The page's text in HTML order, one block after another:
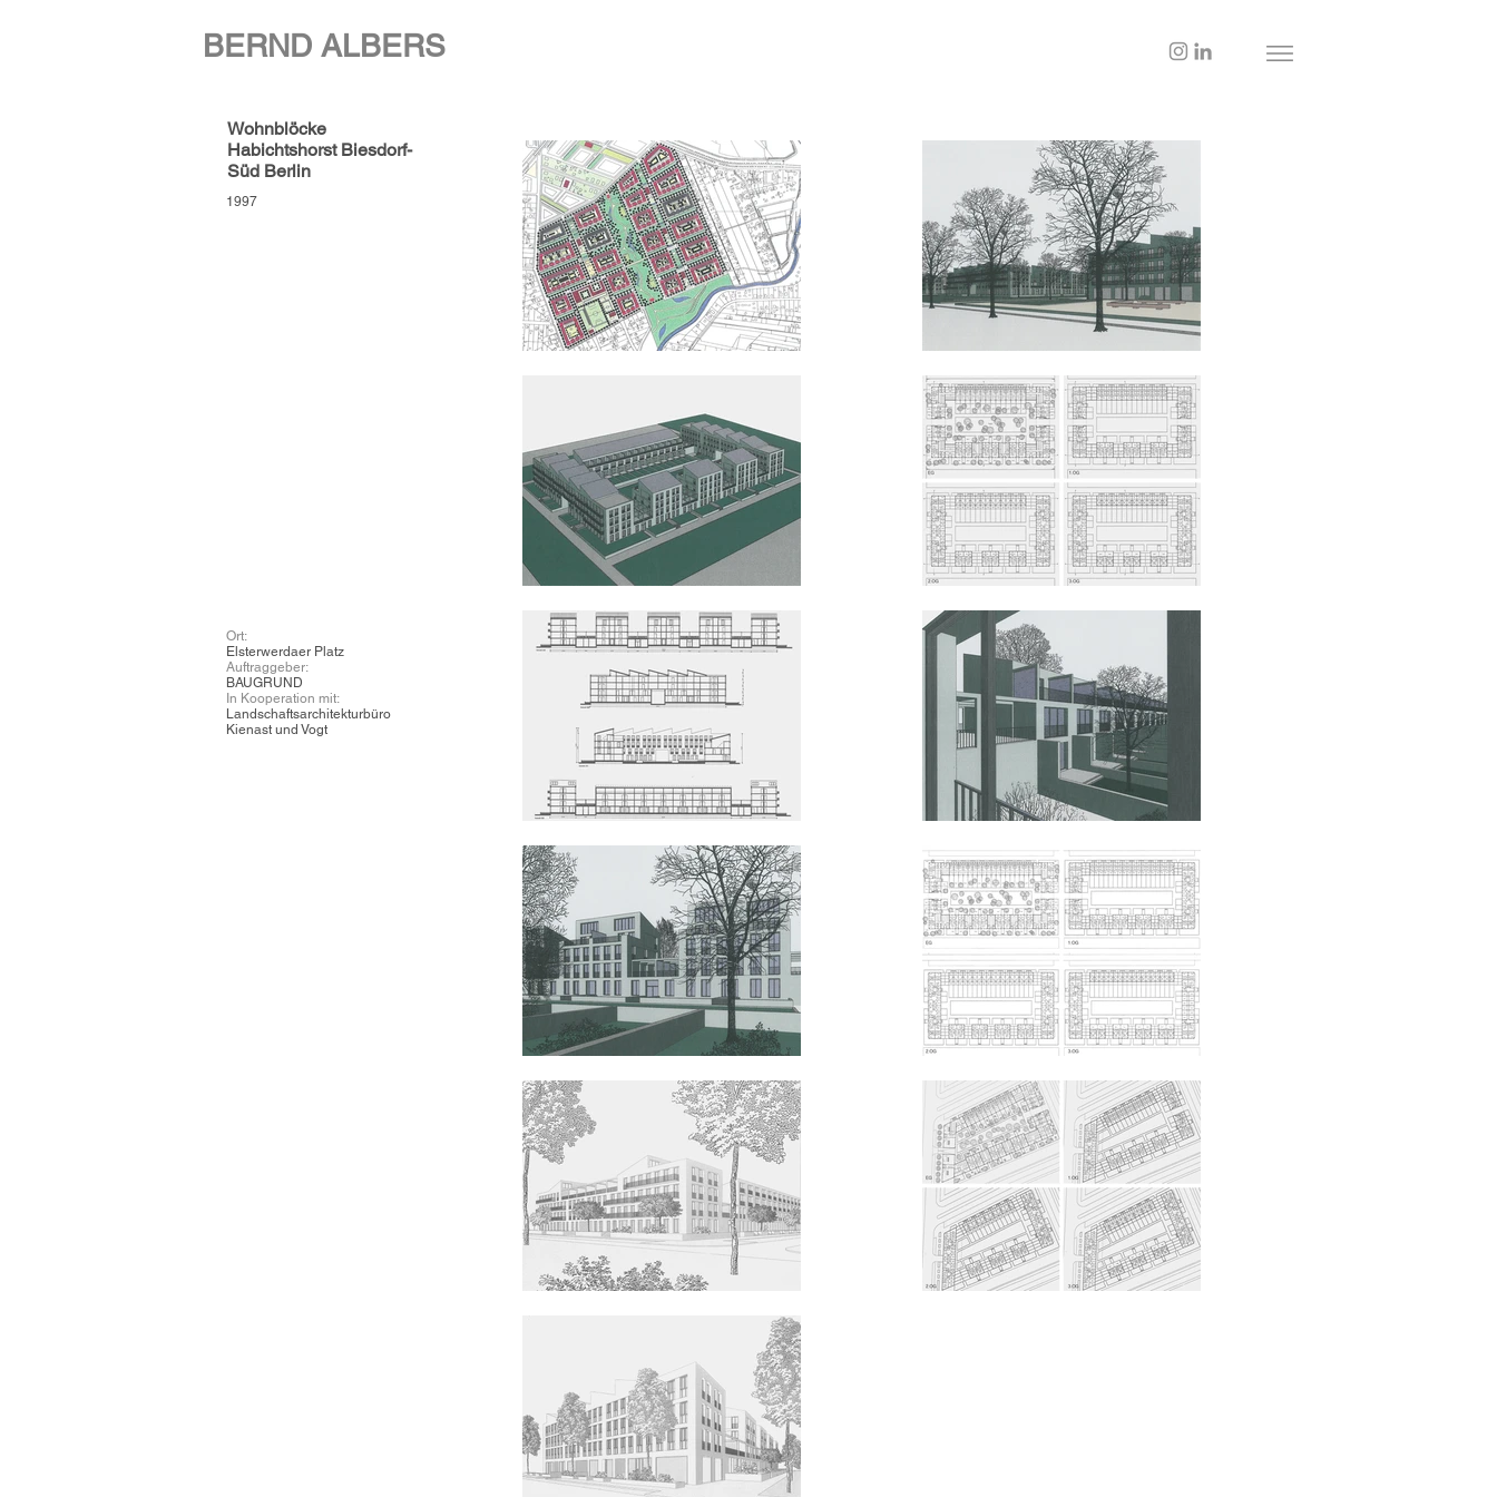
BERND ALBERS
Wohnblöcke
Habichtshorst Biesdorf-
Süd Berlin
1997
Ort:
Elsterwerdaer Platz
Auftraggeber:
BAUGRUND
In Kooperation mit:
Landschaftsarchitekturbüro
Kienast und Vogt